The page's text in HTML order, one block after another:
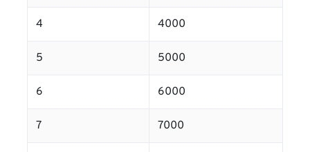
4 4000
5 5000
6 6000
7 7000